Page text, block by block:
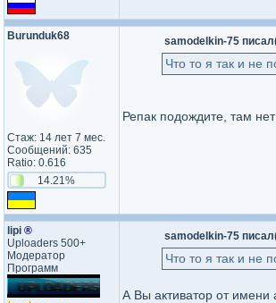
Burunduk68
Стаж: 14 лет 7 мес.
Сообщений: 635
Ratio: 0.616
14.21%
samodelkin-75
Что то я так и не
Репак подождите, там
lipi ®
Uploaders 500+
Модератор
Программ
samodelkin-75
Что то я так и не
А Вы активатор от имени